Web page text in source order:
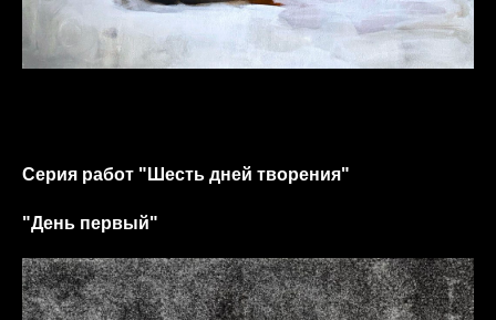
Серия работ "Шесть дней творения"
"День первый"